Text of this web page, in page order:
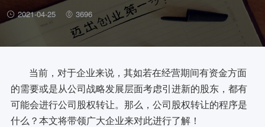
2021-04-25 3696
当前，对于企业来说，其如若在经营期间有资金方面
的需要或是从公司战略发展层面考虑引进新的股东，都有
可能会进行公司股权转让。那么，公司股权转让的程序是
什么？本文将带领广大企业来对此进行了解！